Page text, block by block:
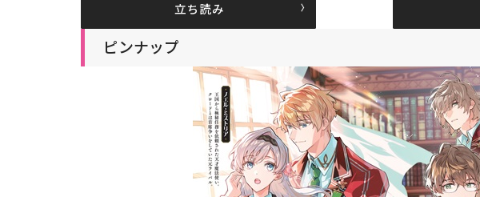
立ち読み
ピンナップ